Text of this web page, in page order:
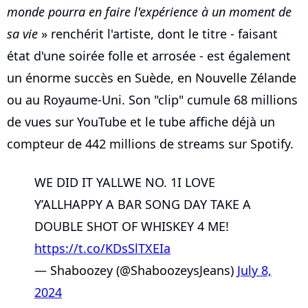
monde pourra en faire l'expérience à un moment de
sa vie » renchérit l'artiste, dont le titre - faisant
état d'une soirée folle et arrosée - est également
un énorme succès en Suède, en Nouvelle Zélande
ou au Royaume-Uni. Son "clip" cumule 68 millions
de vues sur YouTube et le tube affiche déjà un
compteur de 442 millions de streams sur Spotify.
WE DID IT YALLWE NO. 1I LOVE
Y’ALLHAPPY A BAR SONG DAY TAKE A
DOUBLE SHOT OF WHISKEY 4 ME!
https://t.co/KDsSlTXEIa
— Shaboozey (@ShaboozeysJeans) July 8,
2024